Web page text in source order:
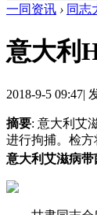
一同资讯 › 同志
意大利
2018-9-5 09:47|
摘要: 意大利艾
进行拘捕。检
意大利艾滋病